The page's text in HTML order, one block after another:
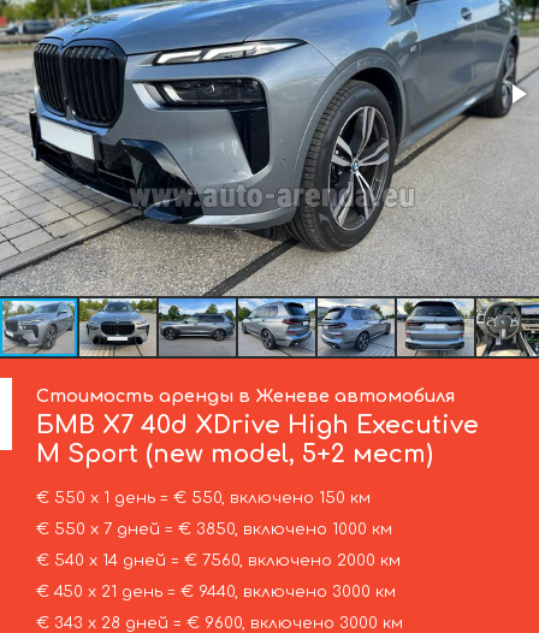
Стоимость аренды в Женеве автомобиля
БМВ X7 40d XDrive High Executive
M Sport (new model, 5+2 мест)
€ 550 х 1 день = € 550, включено 150 км
€ 550 х 7 дней = € 3850, включено 1000 км
€ 540 х 14 дней = € 7560, включено 2000 км
€ 450 х 21 день = € 9440, включено 3000 км
€ 343 х 28 дней = € 9600, включено 3000 км